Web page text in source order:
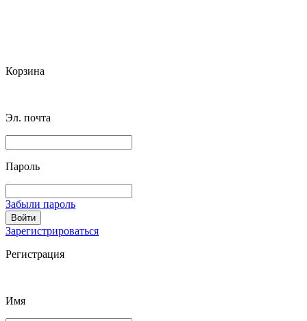
Корзина
Эл. почта
Пароль
Забыли пароль
Войти
Зарегистрироваться
Регистрация
Имя